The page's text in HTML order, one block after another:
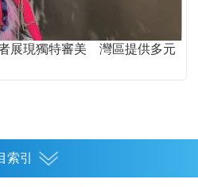
展現獨特審美 灣區提供多元
索引